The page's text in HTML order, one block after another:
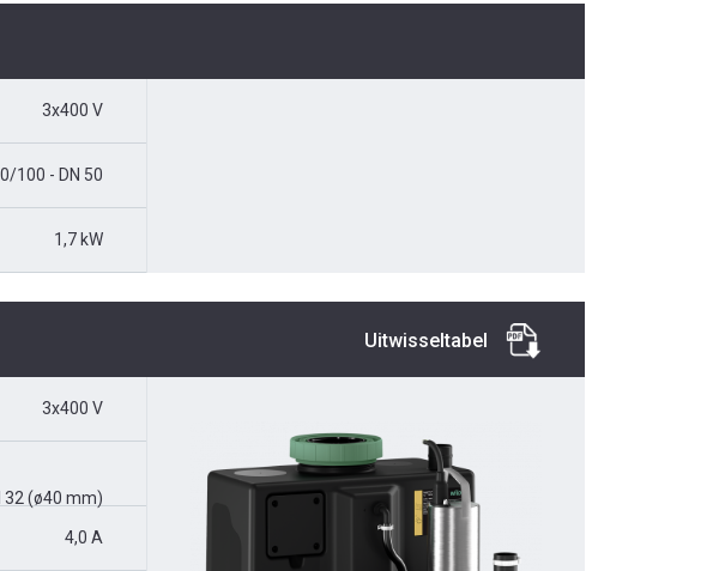
3x400 V
100 - DN 50
1,7 kW
Uitwisseltabel
3x400 V
32 (ø40 mm)
4,0 A